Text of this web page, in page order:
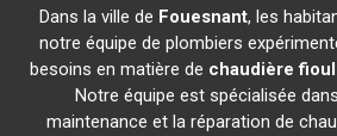
Dans la ville de Fouesnant, les
notre équipe de plombiers
besoins en matière de chaudière
Notre équipe est spécialisée
maintenance et la réparation de